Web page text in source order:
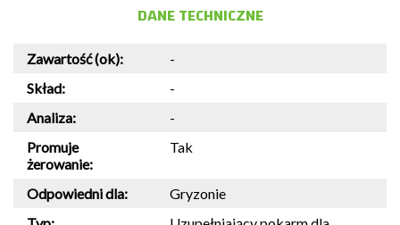
DANE TECHNICZNE
Zawartość (ok):
-
Skład:
-
Analiza:
-
Promuje
żerowanie:
Tak
Odpowiedni dla:
Gryzonie